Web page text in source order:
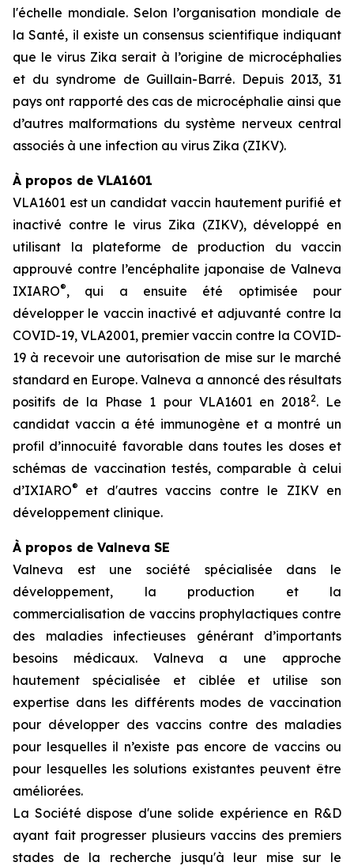
l'échelle mondiale. Selon l’organisation mondiale de
la Santé, il existe un consensus scientifique indiquant
que le virus Zika serait à l’origine de microcéphalies
et du syndrome de Guillain-Barré. Depuis 2013, 31
pays ont rapporté des cas de microcéphalie ainsi que
d’autres malformations du système nerveux central
associés à une infection au virus Zika (ZIKV).
À propos de VLA1601
VLA1601 est un candidat vaccin hautement purifié et
inactivé contre le virus Zika (ZIKV), développé en
utilisant la plateforme de production du vaccin
approuvé contre l’encéphalite japonaise de Valneva
IXIARO®, qui a ensuite été optimisée pour
développer le vaccin inactivé et adjuvanté contre la
COVID-19, VLA2001, premier vaccin contre la COVID-
19 à recevoir une autorisation de mise sur le marché
standard en Europe. Valneva a annoncé des résultats
positifs de la Phase 1 pour VLA1601 en 20182. Le
candidat vaccin a été immunogène et a montré un
profil d’innocuité favorable dans toutes les doses et
schémas de vaccination testés, comparable à celui
d’IXIARO® et d'autres vaccins contre le ZIKV en
développement clinique.
À propos de Valneva SE
Valneva est une société spécialisée dans le
développement, la production et la
commercialisation de vaccins prophylactiques contre
des maladies infectieuses générant d’importants
besoins médicaux. Valneva a une approche
hautement spécialisée et ciblée et utilise son
expertise dans les différents modes de vaccination
pour développer des vaccins contre des maladies
pour lesquelles il n’existe pas encore de vaccins ou
pour lesquelles les solutions existantes peuvent être
améliorées.
La Société dispose d'une solide expérience en R&D
ayant fait progresser plusieurs vaccins des premiers
stades de la recherche jusqu'à leur mise sur le